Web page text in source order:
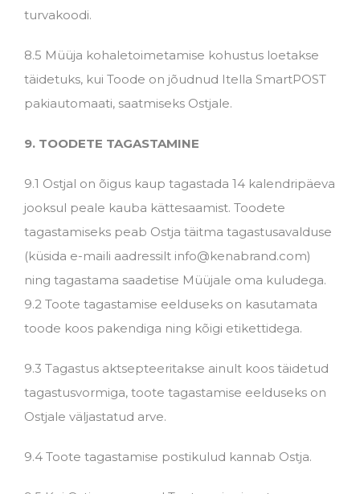
turvakoodi.
8.5 Müüja kohaletoimetamise kohustus loetakse
täidetuks, kui Toode on jõudnud Itella SmartPOST
pakiautomaati, saatmiseks Ostjale.
9. TOODETE TAGASTAMINE
9.1 Ostjal on õigus kaup tagastada 14 kalendripäeva
jooksul peale kauba kättesaamist. Toodete
tagastamiseks peab Ostja täitma tagastusavalduse
(küsida e-maili aadressilt info@kenabrand.com)
ning tagastama saadetise Müüjale oma kuludega.
9.2 Toote tagastamise eelduseks on kasutamata
toode koos pakendiga ning kõigi etikettidega.
9.3 Tagastus aktsepteeritakse ainult koos täidetud
tagastusvormiga, toote tagastamise eelduseks on
Ostjale väljastatud arve.
9.4 Toote tagastamise postikulud kannab Ostja.